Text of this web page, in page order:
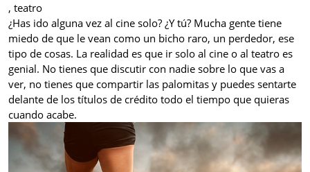
, teatro
¿Has ido alguna vez al cine solo? ¿Y tú? Mucha gente tiene
miedo de que le vean como un bicho raro, un perdedor, ese
tipo de cosas. La realidad es que ir solo al cine o al teatro es
genial. No tienes que discutir con nadie sobre lo que vas a
ver, no tienes que compartir las palomitas y puedes sentarte
delante de los títulos de crédito todo el tiempo que quieras
cuando acabe.